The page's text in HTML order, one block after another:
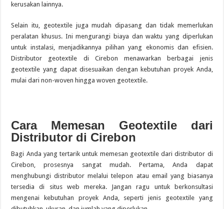
kerusakan lainnya.
Selain itu, geotextile juga mudah dipasang dan tidak memerlukan
peralatan khusus. Ini mengurangi biaya dan waktu yang diperlukan
untuk instalasi, menjadikannya pilihan yang ekonomis dan efisien.
Distributor geotextile di Cirebon menawarkan berbagai jenis
geotextile yang dapat disesuaikan dengan kebutuhan proyek Anda,
mulai dari non-woven hingga woven geotextile.
Cara Memesan Geotextile dari
Distributor di Cirebon
Bagi Anda yang tertarik untuk memesan geotextile dari distributor di
Cirebon, prosesnya sangat mudah. Pertama, Anda dapat
menghubungi distributor melalui telepon atau email yang biasanya
tersedia di situs web mereka. Jangan ragu untuk berkonsultasi
mengenai kebutuhan proyek Anda, seperti jenis geotextile yang